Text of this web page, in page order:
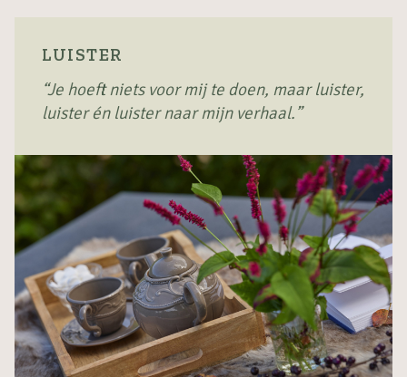
LUISTER
“Je hoeft niets voor mij te doen, maar luister,
luister én luister naar mijn verhaal.”